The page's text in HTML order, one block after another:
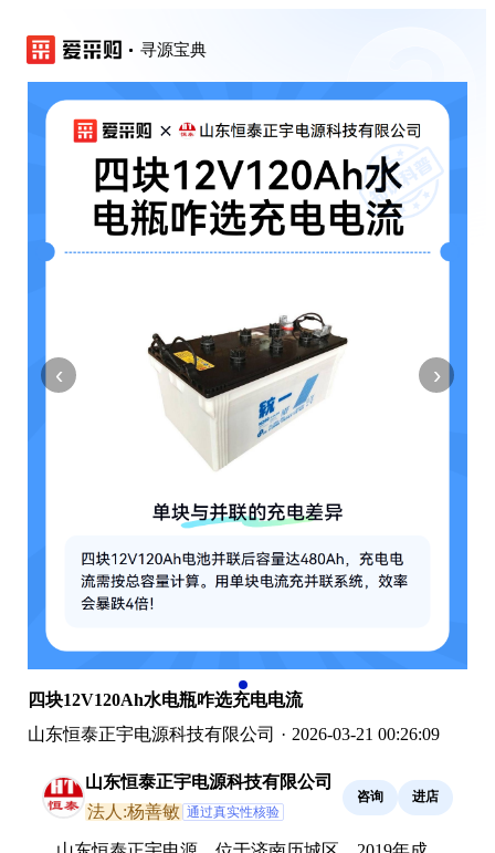
寻源宝典
‹ ›
四块12V120Ah水电瓶咋选充电电流
山东恒泰正宇电源科技有限公司 · 2026-03-21 00:26:09
山东恒泰正宇电源科技有限公司
法人:杨善敏 通过真实性核验
咨询 进店